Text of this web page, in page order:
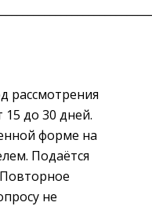
рассмотрения
до 30 дней.
форме на
Подаётся
не